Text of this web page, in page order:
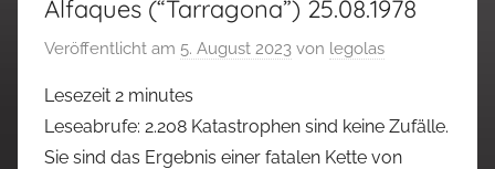
Alfaques (“Tarragona”) 25.08.1978
Veröffentlicht am 5. August 2023 von legolas
Lesezeit 2 minutes
Leseabrufe: 2.208 Katastrophen sind keine Zufälle.
Sie sind das Ergebnis einer fatalen Kette von